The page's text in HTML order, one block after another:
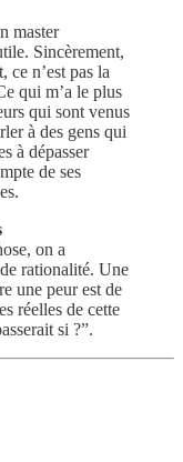
master
Sincèrement,
ce n’est pas la
qui m’a le plus
qui sont venus
à des gens qui
à dépasser
de ses
on a
rationalité. Une
une peur est de
réelles de cette
si ?”.